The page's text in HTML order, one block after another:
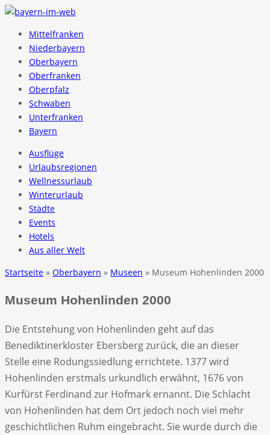
Mittelfranken
Niederbayern
Oberbayern
Oberfranken
Oberpfalz
Schwaben
Unterfranken
Bayern
Ausflüge
Urlaubsregionen
Wellnessurlaub
Winterurlaub
Städte
Events
Hotels
Aus aller Welt
Startseite » Oberbayern » Museen » Museum Hohenlinden 2000
Museum Hohenlinden 2000
Die Entstehung von Hohenlinden geht auf das
Benediktinerkloster Ebersberg zurück, die an dieser
Stelle eine Rodungssiedlung errichtete. 1377 wird
Hohenlinden erstmals urkundlich erwähnt, 1676 von
Kurfürst Ferdinand zur Hofmark ernannt. Die Schlacht
von Hohenlinden hat dem Ort jedoch noch viel mehr
geschichtlichen Ruhm eingebracht. Sie wurde durch die